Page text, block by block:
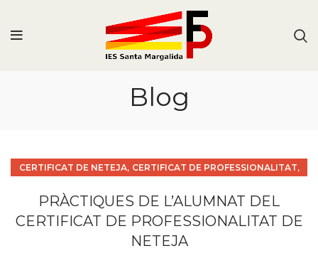
Blog
CERTIFICAT DE NETEJA, CERTIFICAT DE PROFESSIONALITAT,
PRÀCTIQUES DE L’ALUMNAT DEL
CERTIFICAT DE PROFESSIONALITAT DE
NETEJA